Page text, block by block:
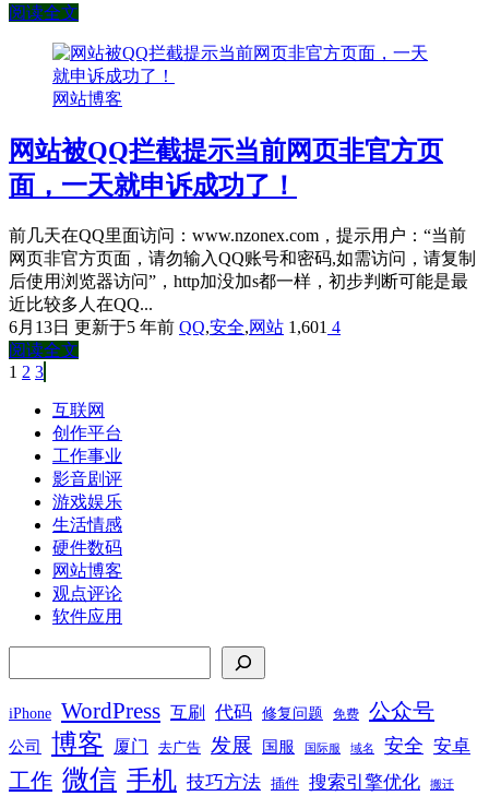
阅读全文
网站博客
网站被QQ拦截提示当前网页非官方页
面，一天就申诉成功了！
前几天在QQ里面访问：www.nzonex.com，提示用户：“当前
网页非官方页面，请勿输入QQ账号和密码,如需访问，请复制
后使用浏览器访问”，http加没加s都一样，初步判断可能是最
近比较多人在QQ...
6月13日 更新于5 年前 QQ,安全,网站 1,601 4
阅读全文
文
第
1 页
第
2 页
第
3页
互联网
创作平台
工作事业
影音剧评
游戏娱乐
生活情感
硬件数码
网站博客
观点评论
软件应用
iPhone WordPress 互刷 代码 修复问题 免费 公众号
公司 博客 厦门 去广告 发展 国服 国际服 域名 安全 安卓
工作 微信 手机 技巧方法 插件 搜索引擎优化 搬迁